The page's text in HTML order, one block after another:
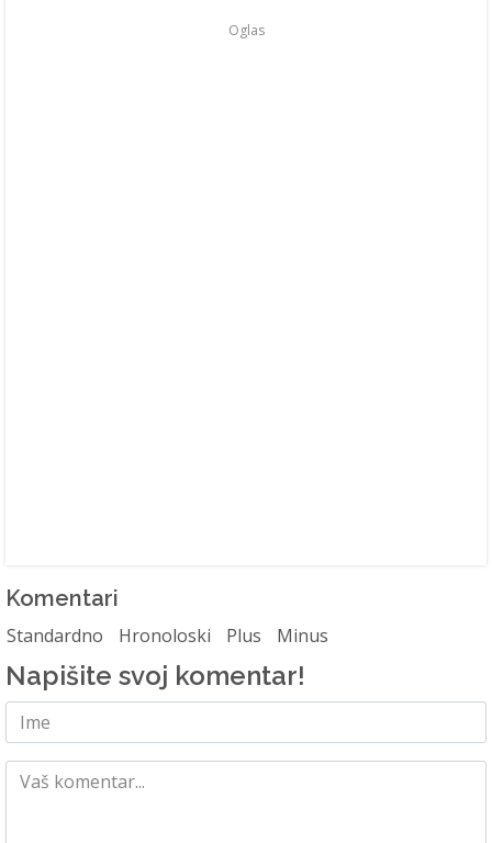
Oglas
Komentari
Standardno Hronoloski Plus Minus
Napišite svoj komentar!